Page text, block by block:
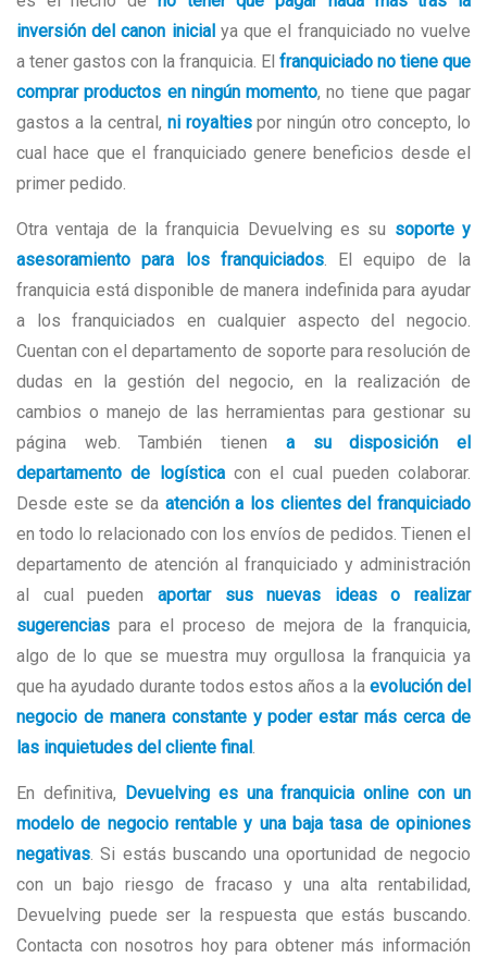
inversión del canon inicialya que el franquiciado no vuelve
a tener gastos con la franquicia. El franquiciado no tiene que
comprar productos en ningún momento, no tiene que pagar
gastos a la central, ni royaltiespor ningún otro concepto, lo
cual hace que el franquiciado genere beneficios desde el
primer pedido.
Otra ventaja de la franquicia Devuelving es su soporte y
asesoramiento para los franquiciados. El equipo de la
franquicia está disponible de manera indefinida para ayudar
a los franquiciados en cualquier aspecto del negocio.
Cuentan con el departamento de soporte para resolución de
dudas en la gestión del negocio, en la realización de
cambios o manejo de las herramientas para gestionar su
página web. También tienen a su disposición el
departamento de logísticacon el cual pueden colaborar.
Desde este se da atención a los clientes del franquiciado
en todo lo relacionado con los envíos de pedidos. Tienen el
departamento de atención al franquiciado y administración
al cual pueden aportar sus nuevas ideas o realizar
sugerencias para el proceso de mejora de la franquicia,
algo de lo que se muestra muy orgullosa la franquicia ya
que ha ayudado durante todos estos años a la evolución del
negocio de manera constante y poder estar más cerca de
las inquietudes del cliente final.
En definitiva, Devuelving es una franquicia online con un
modelo de negocio rentable y una baja tasa de opiniones
negativas. Si estás buscando una oportunidad de negocio
con un bajo riesgo de fracaso y una alta rentabilidad,
Devuelving puede ser la respuesta que estás buscando.
Contacta con nosotros hoy para obtener más información